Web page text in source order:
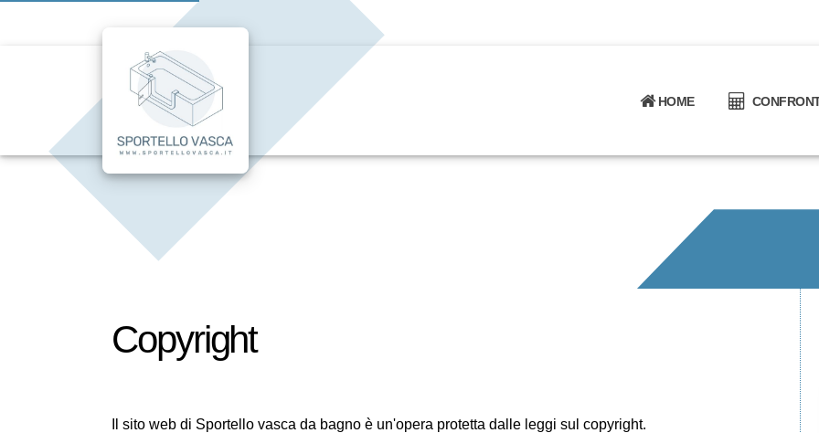
HOME
Copyright
Il sito web di Sportello vasca da bagno è un'opera protetta dalle leggi sul copyright.